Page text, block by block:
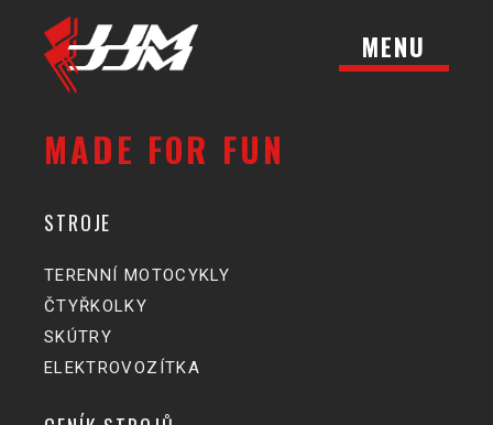
MENU
MADE FOR FUN
STROJE
TERENNÍ MOTOCYKLY
ČTYŘKOLKY
SKÚTRY
ELEKTROVOZÍTKA